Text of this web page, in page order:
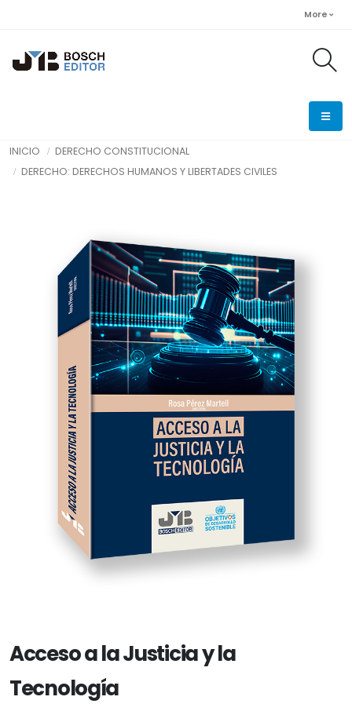
More
INICIO
DERECHO CONSTITUCIONAL
DERECHO: DERECHOS HUMANOS Y LIBERTADES CIVILES
Acceso a la Justicia y la
Tecnología